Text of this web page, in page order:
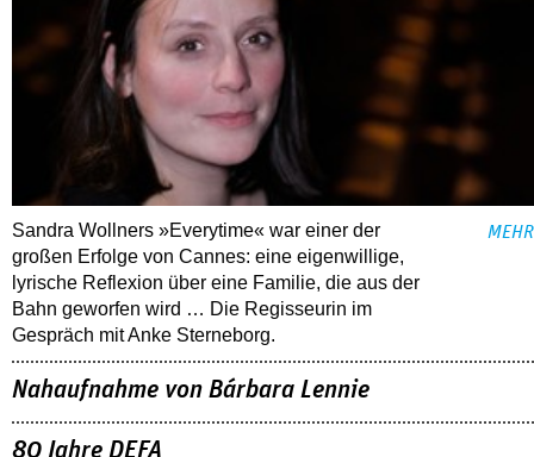
Sandra Wollners »Everytime« war einer der
großen Erfolge von Cannes: eine eigenwillige,
lyrische Reflexion über eine ­Familie, die aus der
Bahn geworfen wird … Die Regisseurin im
Gespräch mit Anke Sterneborg.
MEHR
Nahaufnahme von Bárbara Lennie
80 Jahre DEFA